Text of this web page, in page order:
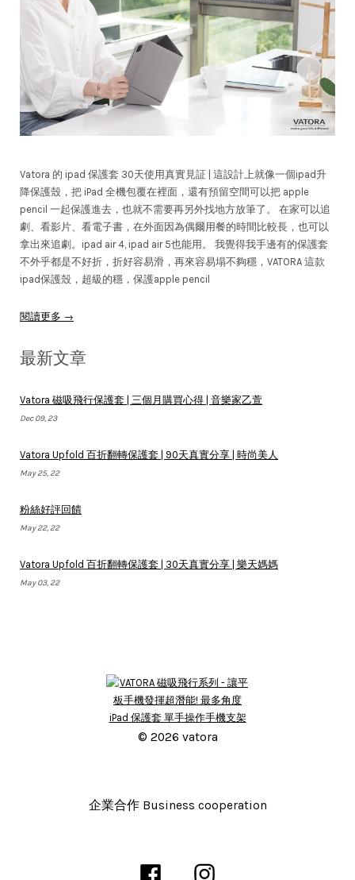
Vatora 的 ipad 保護套 30天使用真實見証 | 這設計上就像一個ipad升
降保護殼，把 iPad 全機包覆在裡面，還有預留空間可以把 apple
pencil 一起保護進去，也就不需要再另外找地方放筆了。 在家可以追
劇、看影片、看電子書，在外面因為偶爾用餐的時間比較長，也可以
拿出來追劇。ipad air 4, ipad air 5也能用。 我覺得我手邊有的保護套
不外乎都是不好折，折好容易滑，再來容易塌不夠穩，VATORA 這款
ipad保護殼，超級的穩，保護apple pencil
閱讀更多 →
最新文章
Vatora 磁吸飛行保護套 | 三個月購買心得 | 音樂家乙萱
Dec 09, 23
Vatora Upfold 百折翻轉保護套 | 90天真實分享 | 時尚美人
May 25, 22
粉絲好評回饋
May 22, 22
Vatora Upfold 百折翻轉保護套 | 30天真實分享 | 樂天媽媽
May 03, 22
© 2026 vatora
企業合作 Business cooperation
Facebook